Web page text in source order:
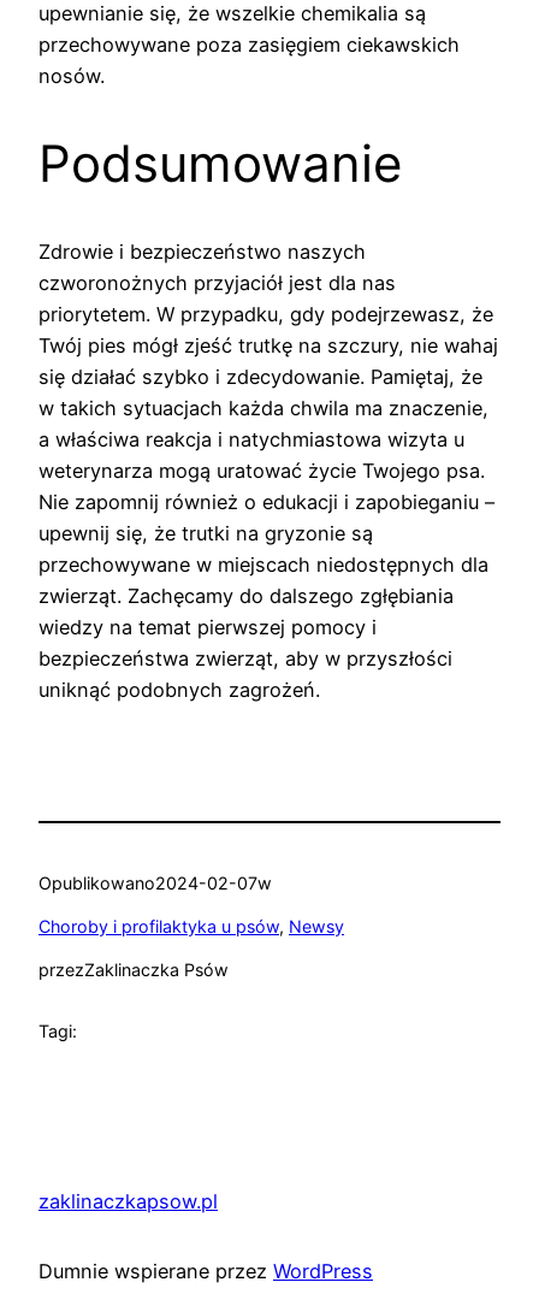
upewnianie się, że wszelkie chemikalia są
przechowywane poza zasięgiem ciekawskich
nosów.
Podsumowanie
Zdrowie i bezpieczeństwo naszych
czworonożnych przyjaciół jest dla nas
priorytetem. W przypadku, gdy podejrzewasz, że
Twój pies mógł zjeść trutkę na szczury, nie wahaj
się działać szybko i zdecydowanie. Pamiętaj, że
w takich sytuacjach każda chwila ma znaczenie,
a właściwa reakcja i natychmiastowa wizyta u
weterynarza mogą uratować życie Twojego psa.
Nie zapomnij również o edukacji i zapobieganiu –
upewnij się, że trutki na gryzonie są
przechowywane w miejscach niedostępnych dla
zwierząt. Zachęcamy do dalszego zgłębiania
wiedzy na temat pierwszej pomocy i
bezpieczeństwa zwierząt, aby w przyszłości
uniknąć podobnych zagrożeń.
Opublikowano2024-02-07w
Choroby i profilaktyka u psów, Newsy
przezZaklinaczka Psów
Tagi:
zaklinaczkapsow.pl
Dumnie wspierane przez WordPress